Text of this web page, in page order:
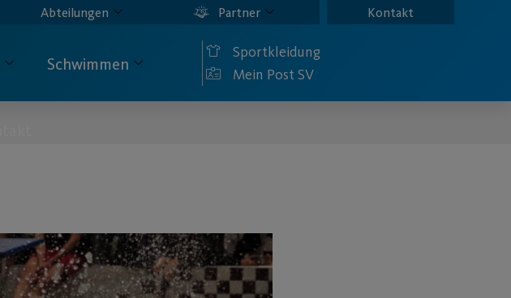
Abteilungen Partner Kontakt
Schwimmen
Sportkleidung
Mein Post SV